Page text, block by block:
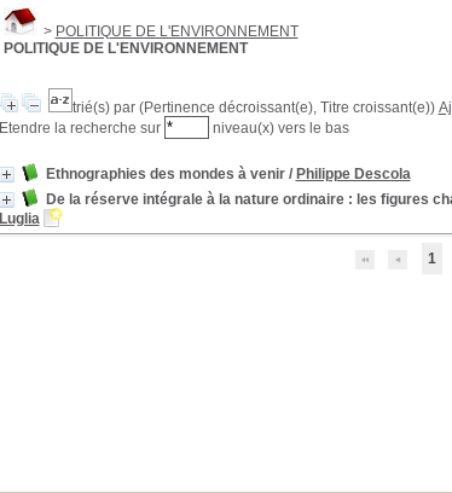
> POLITIQUE DE L'ENVIRONNEMENT
POLITIQUE DE L'ENVIRONNEMENT
trié(s) par (Pertinence décroissant(e), Titre croissant(e))
Etendre la recherche sur
niveau(x) vers le bas
Ethnographies des mondes à venir/ Philippe Descola
De la réserve intégrale à la nature ordinaire : les figures
Luglia
1